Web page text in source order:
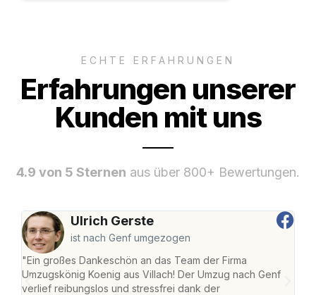
ECHTE ERFAHRUNGEN
Erfahrungen unserer
Kunden mit uns
4.9 von 5 Sternen aus über 800+ Bewertungen.
Ulrich Gerste
ist nach Genf umgezogen
"Ein großes Dankeschön an das Team der Firma
Umzugskönig Koenig aus Villach! Der Umzug nach Genf
verlief reibungslos und stressfrei dank der